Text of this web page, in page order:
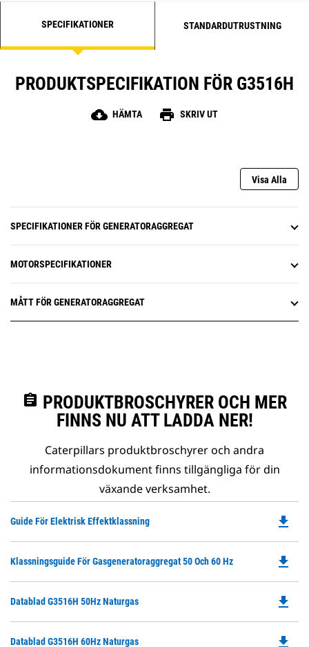
SPECIFIKATIONER STANDARDUTRUSTNING
PRODUKTSPECIFIKATION FÖR G3516H
cloud_download HÄMTA print SKRIV UT
Visa Alla
SPECIFIKATIONER FÖR GENERATORAGGREGAT
MOTORSPECIFIKATIONER
MÅTT FÖR GENERATORAGGREGAT
assignment PRODUKTBROSCHYRER OCH MER
FINNS NU ATT LADDA NER!
Caterpillars produktbroschyrer och andra
informationsdokument finns tillgängliga för din
växande verksamhet.
Guide För Elektrisk Effektklassning
a
file_download
Klassningsguide För Gasgeneratoraggregat 50 Och 60 Hz
a
file_download
Datablad G3516H 50Hz Naturgas file_download
Datablad G3516H 60Hz Naturgas file_download